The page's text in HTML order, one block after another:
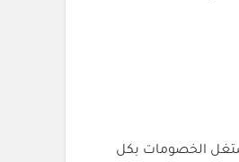
الخصومات بكل